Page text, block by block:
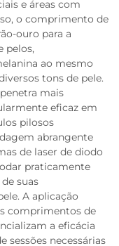
e áreas com
o comprimento de
ouro para a
pelos,
ao mesmo
tons de pele.
mais
eficaz em
pilosos
abrangente
de laser de diodo
praticamente
suas
A aplicação
comprimentos de
a eficácia
sessões necessárias